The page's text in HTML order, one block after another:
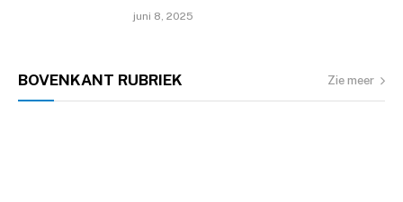
juni 8, 2025
BOVENKANT RUBRIEK Zie meer